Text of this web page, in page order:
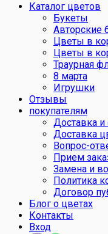
Каталог цветов
Букеты
Авторские
Цветы в
Цветы в
Траурная
8 марта
Игрушки
Отзывы
покупателям
Доставка и
Доставка
Вопрос-
Прием
Замена и
Политика
Договор
Блог о цветах
Контакты
Вход